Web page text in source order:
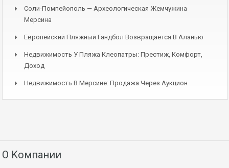
Соли-Помпейополь — Археологическая Жемчужина
Мерсина
Европейский Пляжный Гандбол Возвращается В Аланью
Недвижимость У Пляжа Клеопатры: Престиж, Комфорт,
Доход
Недвижимость В Мерсине: Продажа Через Аукцион
О Kомпании